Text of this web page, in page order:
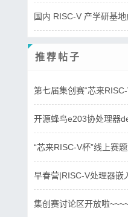
国内 RISC-V 产学研基
推荐帖子
第七届集创赛“芯来
开源蜂鸟e203协处理器
“芯来RISC-V杯”线上赛
早春营|RISC-V处理器嵌
集创赛讨论区开放啦